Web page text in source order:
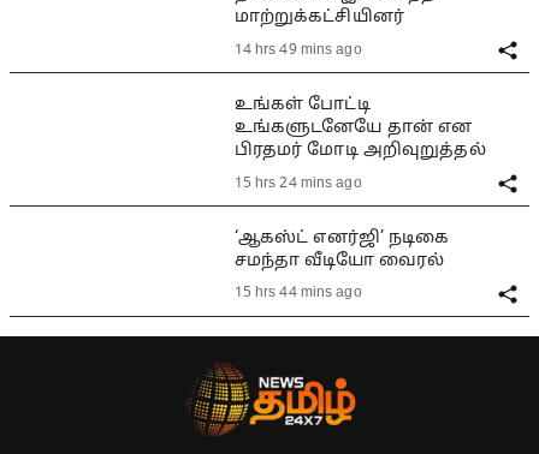
மாற்றுக்கட்சியினர்
14 hrs 49 mins ago
உங்கள் போட்டி
உங்களுடனேயே தான் என
பிரதமர் மோடி அறிவுறுத்தல்
15 hrs 24 mins ago
‘ஆகஸ்ட் எனர்ஜி’ நடிகை
சமந்தா வீடியோ வைரல்
15 hrs 44 mins ago